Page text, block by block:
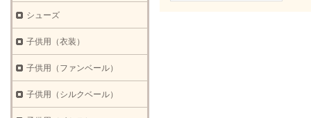
シューズ
子供用（衣装）
子供用（ファンベール）
子供用（シルクベール）